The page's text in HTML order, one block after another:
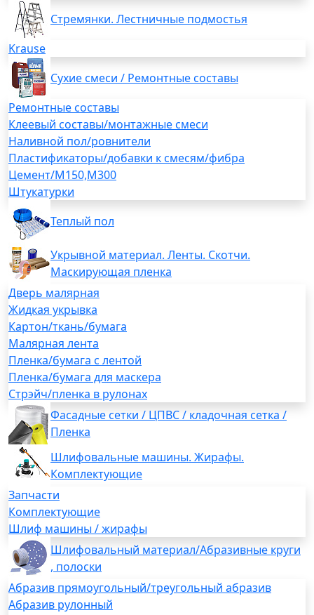
Стремянки. Лестничные подмостья
Krause
Сухие смеси / Ремонтные составы
Ремонтные составы
Клеевый составы/монтажные смеси
Наливной пол/ровнители
Пластификаторы/добавки к смесям/фибра
Цемент/М150,М300
Штукатурки
Теплый пол
Укрывной материал. Ленты. Скотчи.
Маскирующая пленка
Дверь малярная
Жидкая укрывка
Картон/ткань/бумага
Малярная лента
Пленка/бумага с лентой
Пленка/бумага для маскера
Стрэйч/пленка в рулонах
Фасадные сетки / ЦПВС / кладочная сетка /
Пленка
Шлифовальные машины. Жирафы.
Комплектующие
Запчасти
Комплектующие
Шлиф машины / жирафы
Шлифовальный материал/Абразивные круги
, полоски
Абразив прямоугольный/треугольный абразив
Абразив рулонный